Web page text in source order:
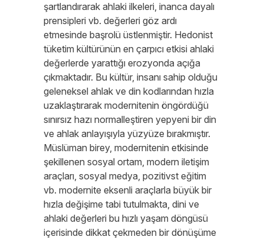
şartlandırarak ahlaki ilkeleri, inanca dayalı
prensipleri vb. değerleri göz ardı
etmesinde başrolü üstlenmiştir. Hedonist
tüketim kültürünün en çarpıcı etkisi ahlaki
değerlerde yarattığı erozyonda açığa
çıkmaktadır. Bu kültür, insanı sahip olduğu
geleneksel ahlak ve din kodlarından hızla
uzaklaştırarak modernitenin öngördüğü
sınırsız hazı normalleştiren yepyeni bir din
ve ahlak anlayışıyla yüzyüze bırakmıştır.
Müslüman birey, modernitenin etkisinde
şekillenen sosyal ortam, modern iletişim
araçları, sosyal medya, pozitivst eğitim
vb. modernite eksenli araçlarla büyük bir
hızla değişime tabi tutulmakta, dini ve
ahlaki değerleri bu hızlı yaşam döngüsü
içerisinde dikkat çekmeden bir dönüşüme